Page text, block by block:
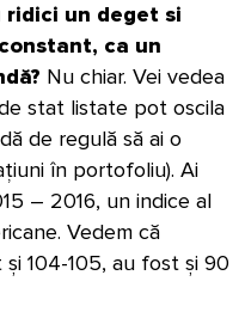
ridici un deget si
ca un
Nu chiar. Vei vedea
stat listate pot oscila
de regulă să ai o
în portofoliu). Ai
– 2016, un indice al
Vedem că
104-105, au fost și 90